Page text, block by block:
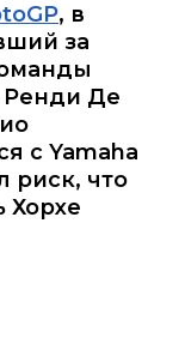
, в
за
Ренди Де
с Yamaha
риск, что
Хорхе